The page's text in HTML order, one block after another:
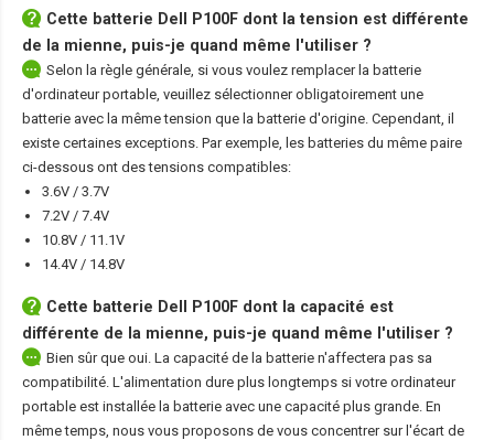
Cette batterie Dell P100F dont la tension est différente
de la mienne, puis-je quand même l'utiliser ?
Selon la règle générale, si vous voulez remplacer la batterie
d'ordinateur portable, veuillez sélectionner obligatoirement une
batterie avec la même tension que la batterie d'origine. Cependant, il
existe certaines exceptions. Par exemple, les batteries du même paire
ci-dessous ont des tensions compatibles:
3.6V / 3.7V
7.2V / 7.4V
10.8V / 11.1V
14.4V / 14.8V
Cette batterie Dell P100F dont la capacité est
différente de la mienne, puis-je quand même l'utiliser ?
Bien sûr que oui. La capacité de la batterie n'affectera pas sa
compatibilité. L'alimentation dure plus longtemps si votre ordinateur
portable est installée la batterie avec une capacité plus grande. En
même temps, nous vous proposons de vous concentrer sur l'écart de